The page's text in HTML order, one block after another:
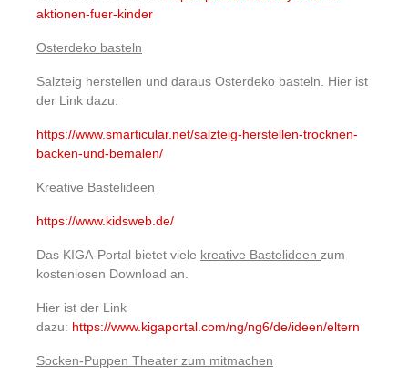
aktionen-fuer-kinder
Osterdeko basteln
Salzteig herstellen und daraus Osterdeko basteln. Hier ist
der Link dazu:
https://www.smarticular.net/salzteig-herstellen-trocknen-
backen-und-bemalen/
Kreative Bastelideen
https://www.kidsweb.de/
Das KIGA-Portal bietet viele kreative Bastelideen zum
kostenlosen Download an.
Hier ist der Link
dazu: https://www.kigaportal.com/ng/ng6/de/ideen/eltern
Socken-Puppen Theater zum mitmachen